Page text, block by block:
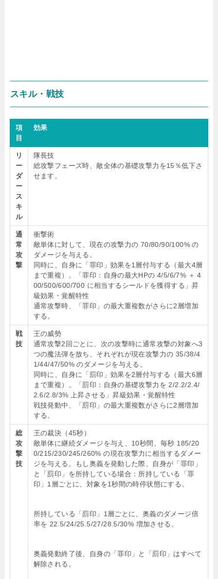
スキル・戦技
項
目
効果
リ
ー
ダ
ー
ス
キ
ル
隊長技
総攻撃フェーズ時、敵全体の基礎攻撃力を15％低下さ
せます。
通
常
攻
撃
衝撃術
敵単体に対して、現在の攻撃力の 70/80/90/100% の
ダメージを与える。
同時に、自身に「罪印」効果を1層付与する（最大4層
まで重複）。「罪印：自身の最大HPの 4/5/6/7% ＋ 4
00/500/600/700 に相当するシールドを獲得する」昇
級効果・覚醒特性
通常攻撃時、「罪印」の最大重複数がさらに2層増加
する。
戦
技
王の威勢
通常攻撃2回ごとに、次の攻撃時に通常攻撃の対象へ3
つの魔法弾を放ち、それぞれが現在攻撃力の 35/38/4
1/44/47/50% のダメージを与える。
同時に、自身に「罰印」効果を2層付与する（最大6層
まで重複）。「罰印：自身の基礎攻撃力を 2/2.2/2.4/
2.6/2.8/3% 上昇させる」昇級効果・覚醒特性
戦技発動中、「罰印」の最大重複数がさらに2層増加
する。
総
攻
撃
技
王の裁決（45秒）
敵単体に継続ダメージを与え、10秒間、毎秒 185/20
0/215/230/245/260% の現在攻撃力に相当するダメー
ジを与える。もし奥義を発動した際、自身が「罪印」
と「罰印」を所持している場合：所持している「罪
印」1層ごとに、対象を1秒間の時停状態にする。
所持している「罰印」1層ごとに、奥義のダメージ倍
率を 22.5/24/25.5/27/28.5/30% 増加させる。
奥義発動終了後、自身の「罪印」と「罰印」はすべて
解除される。